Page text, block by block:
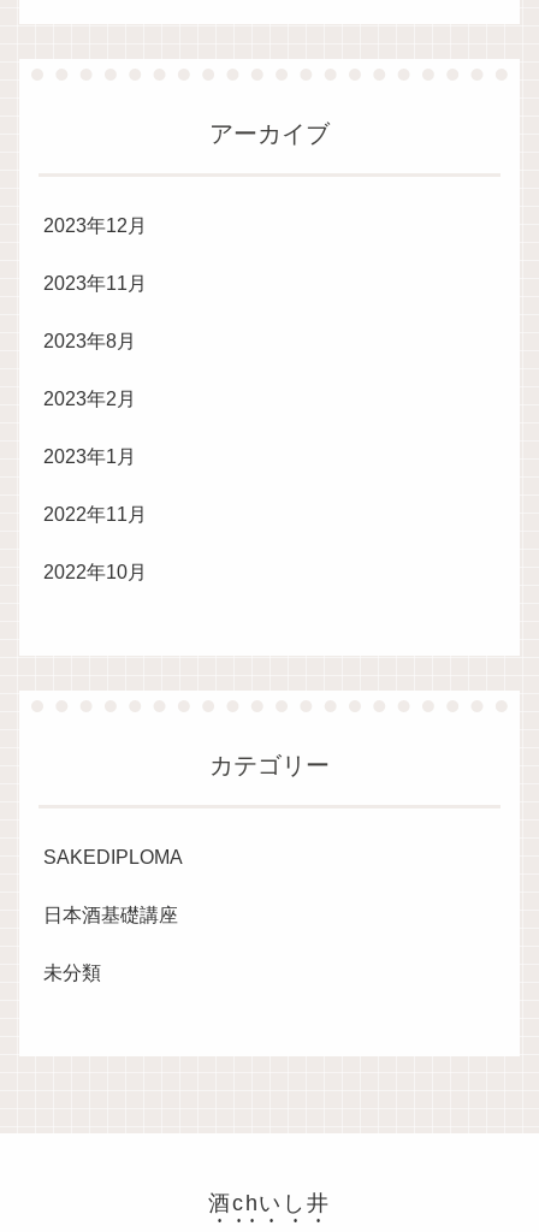
アーカイブ
2023年12月
2023年11月
2023年8月
2023年2月
2023年1月
2022年11月
2022年10月
カテゴリー
SAKEDIPLOMA
日本酒基礎講座
未分類
酒chいし井